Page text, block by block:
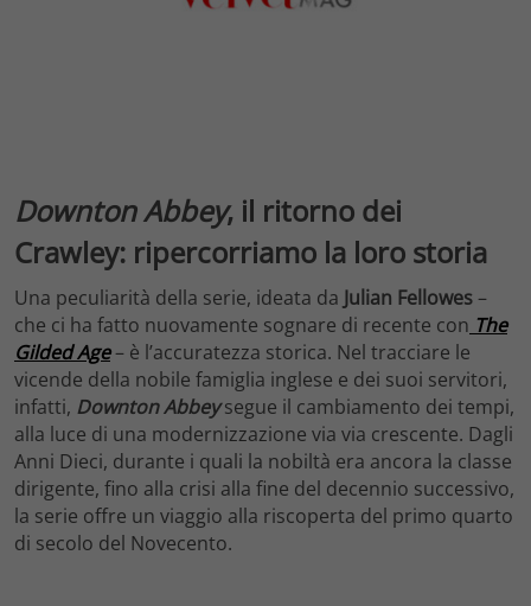
Downton Abbey, il ritorno dei
Crawley: ripercorriamo la loro storia
Una peculiarità della serie, ideata da Julian Fellowes–
che ci ha fatto nuovamente sognare di recente con The
Gilded Age– è l’accuratezza storica. Nel tracciare le
vicende della nobile famiglia inglese e dei suoi servitori,
infatti, Downton Abbeysegue il cambiamento dei tempi,
alla luce di una modernizzazione via via crescente. Dagli
Anni Dieci, durante i quali la nobiltà era ancora la classe
dirigente, fino alla crisi alla fine del decennio successivo,
la serie offre un viaggio alla riscoperta del primo quarto
di secolo del Novecento.